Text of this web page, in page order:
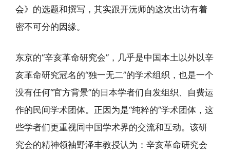
会》的选题和撰写，其实跟开沅师的这次出访有着
密不可分的因缘。
东京的“辛亥革命研究会”，几乎是中国本土以外以辛
亥革命研究冠名的“独一无二”的学术组织，也是一个
没有任何“官方背景”的日本学者们自发组织、自费运
作的民间学术团体。正因为是“纯粹的”学术团体，这
些学者们更重视同中国学术界的交流和互动。该研
究会的精神领袖野泽丰教授认为：辛亥革命研究会